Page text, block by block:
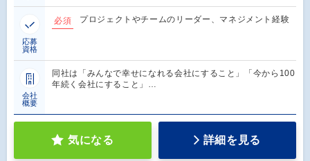
応募
資格
必須 プロジェクトやチームのリーダー、マネジメント経験
会社
概要
同社は「みんなで幸せになれる会社にすること」「今から100
年続く会社にすること」…
気になる 詳細を見る